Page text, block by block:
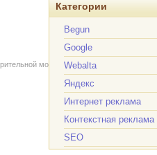
Категории
Begun
Google
Webalta
Яндекс
Интернет реклама
Контекстная реклама
SEO
модерации через форму на